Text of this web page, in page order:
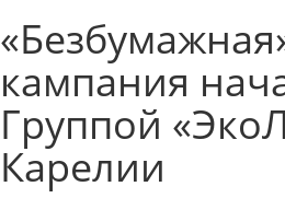
кампания
Группой
Карелии